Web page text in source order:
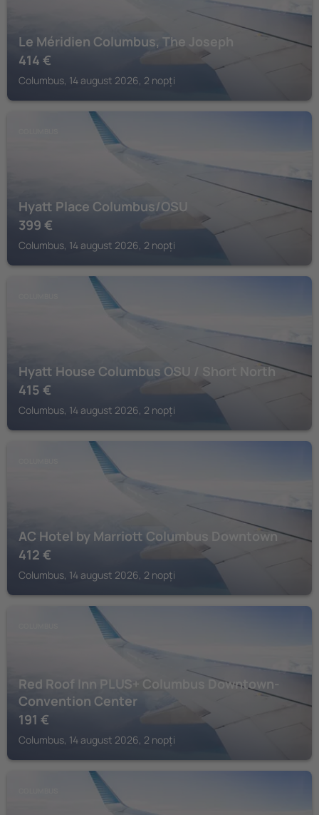
Le Méridien Columbus, The Joseph
414 €
Columbus, 14 august 2026, 2 nopți
Hyatt Place Columbus/OSU
399 €
Columbus, 14 august 2026, 2 nopți
Hyatt House Columbus OSU / Short North
415 €
Columbus, 14 august 2026, 2 nopți
AC Hotel by Marriott Columbus Downtown
412 €
Columbus, 14 august 2026, 2 nopți
Red Roof Inn PLUS+ Columbus Downtown-
Convention Center
191 €
Columbus, 14 august 2026, 2 nopți